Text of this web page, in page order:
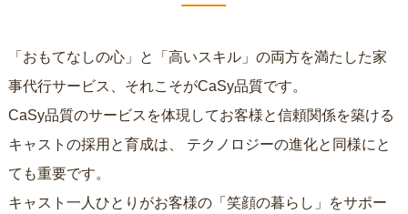
「おもてなしの心」と「高いスキル」の両方を満たした家
事代行サービス、それこそがCaSy品質です。
CaSy品質のサービスを体現してお客様と信頼関係を築ける
キャストの採用と育成は、
ても重要です。
キャスト一人ひとりがお客様の「笑顔の暮らし」をサポー